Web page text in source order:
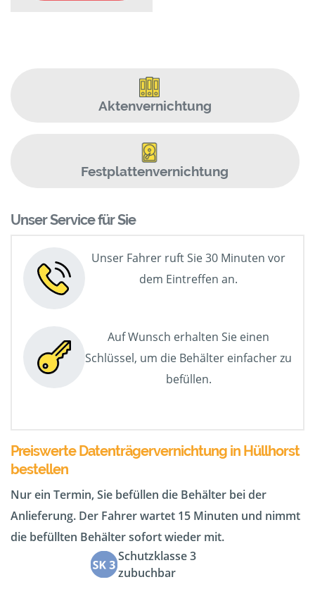
Aktenvernichtung
Festplattenvernichtung
Unser Service für Sie
Unser Fahrer ruft Sie 30 Minuten vor
dem Eintreffen an.
Auf Wunsch erhalten Sie einen
Schlüssel, um die Behälter einfacher zu
befüllen.
Preiswerte Datenträgervernichtung in Hüllhorst
bestellen
Nur ein Termin, Sie befüllen die Behälter bei der
Anlieferung. Der Fahrer wartet 15 Minuten und nimmt
die befüllten Behälter sofort wieder mit.
Schutzklasse 3
zubuchbar